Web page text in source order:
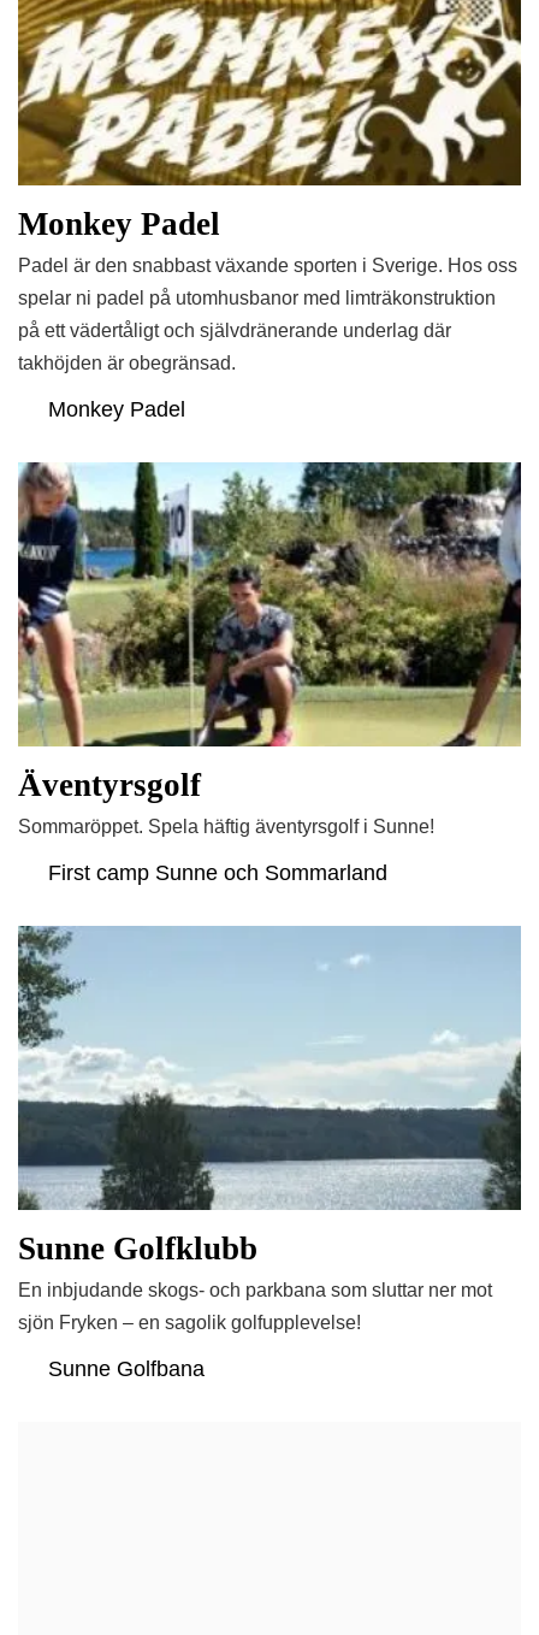
Monkey Padel
Padel är den snabbast växande sporten i Sverige. Hos oss
spelar ni padel på utomhusbanor med limträkonstruktion
på ett vädertåligt och självdränerande underlag där
takhöjden är obegränsad.
Monkey Padel
Äventyrsgolf
Sommaröppet. Spela häftig äventyrsgolf i Sunne!
First camp Sunne och Sommarland
Sunne Golfklubb
En inbjudande skogs- och parkbana som sluttar ner mot
sjön Fryken – en sagolik golfupplevelse!
Sunne Golfbana